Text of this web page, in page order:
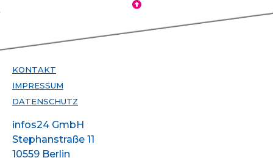
KONTAKT
IMPRESSUM
DATENSCHUTZ
infos24 GmbH
Stephanstraße 11
10559 Berlin